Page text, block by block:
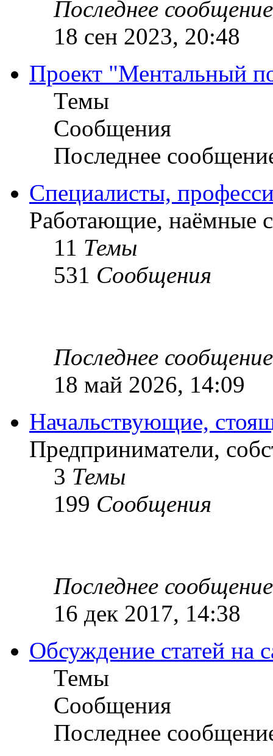
Последнее сообщение
18 сен 2023, 20:48
Проект "Ментальный
Темы
Сообщения
Последнее
Специалисты,
Работающие, наёмные
11 Темы
531 Сообщения
Последнее сообщение
18 май 2026, 14:09
Начальствующие,
Предприниматели,
3 Темы
199 Сообщения
Последнее сообщение
16 дек 2017, 14:38
Обсуждение статей на
Темы
Сообщения
Последнее